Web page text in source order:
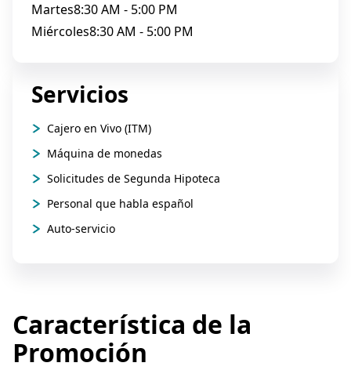
Martes8:30 AM - 5:00 PM
Miércoles8:30 AM - 5:00 PM
Servicios
Cajero en Vivo (ITM)
Máquina de monedas
Solicitudes de Segunda Hipoteca
Personal que habla español
Auto-servicio
Característica de la
Promoción